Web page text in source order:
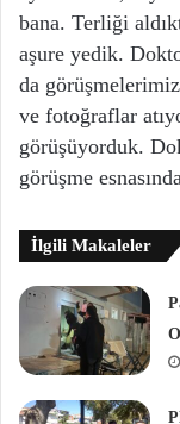
bana. Terliği
aşure yedik.
da
ve fotoğraflar
görüşüyorduk.
görüşme
İlgili Makaleler